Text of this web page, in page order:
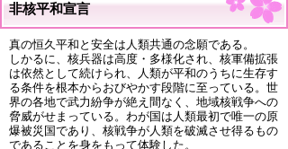
非核平和宣言
真の恒久平和と安全は人類共通の念願である。
しかるに、核兵器は高度・多様化され、核軍備拡張
は依然として続けられ、人類が平和のうちに生存す
る条件を根本からおびやかす段階に至っている。世
界の各地で武力紛争が絶え間なく、地域核戦争への
脅威がせまっている。わが国は人類最初で唯一の原
爆被災国であり、核戦争が人類を破滅させ得るもの
であることを身をもって体験した。